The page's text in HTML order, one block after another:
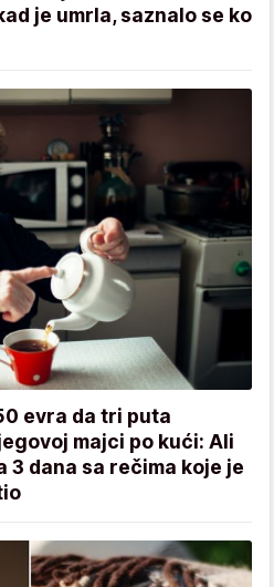
je umrla, saznalo se ko
evra da tri puta
majci po kući: Ali
3 dana sa rečima koje je